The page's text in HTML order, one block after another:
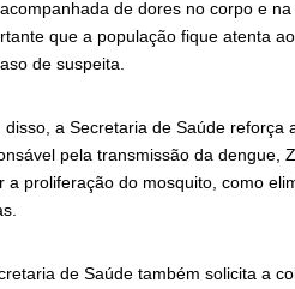
de dores no corpo e
que a população fique atenta
de suspeita.
disso, a Secretaria de Saúde reforça
pela transmissão da dengue,
a proliferação do mosquito, como
de Saúde também solicita a